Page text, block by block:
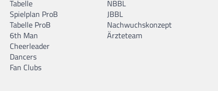
Tabelle
Spielplan ProB
Tabelle ProB
6th Man
Cheerleader
Dancers
Fan Clubs
NBBL
JBBL
Nachwuchskonzept
Ärzteteam